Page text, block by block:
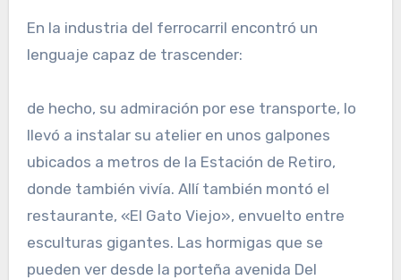
En la industria del ferrocarril encontró un
lenguaje capaz de trascender:
de hecho, su admiración por ese transporte, lo
llevó a instalar su atelier en unos galpones
ubicados a metros de la Estación de Retiro,
donde también vivía. Allí también montó el
restaurante, «El Gato Viejo», envuelto entre
esculturas gigantes. Las hormigas que se
pueden ver desde la porteña avenida Del